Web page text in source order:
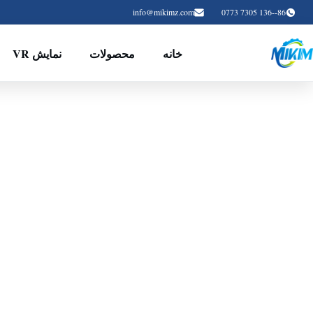
86--136 7305 0773
info@mikimz.com
خانه محصولات نمایش VR